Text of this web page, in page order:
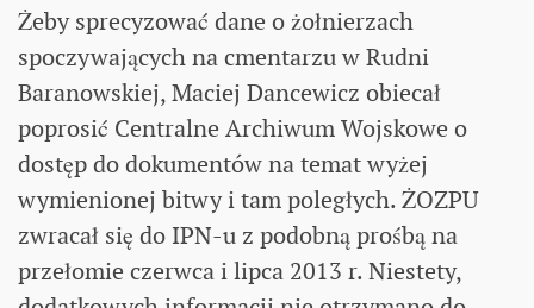
Żeby sprecyzować dane o żołnierzach
spoczywających na cmentarzu w Rudni
Baranowskiej, Maciej Dancewicz obiecał
poprosić Centralne Archiwum Wojskowe o
dostęp do dokumentów na temat wyżej
wymienionej bitwy i tam poległych. ŻOZPU
zwracał się do IPN-u z podobną prośbą na
przełomie czerwca i lipca 2013 r. Niestety,